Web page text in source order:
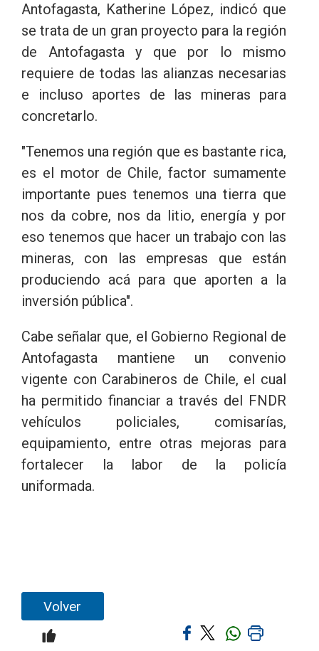
Antofagasta, Katherine López, indicó que
se trata de un gran proyecto para la región
de Antofagasta y que por lo mismo
requiere de todas las alianzas necesarias
e incluso aportes de las mineras para
concretarlo.
"Tenemos una región que es bastante rica,
es el motor de Chile, factor sumamente
importante pues tenemos una tierra que
nos da cobre, nos da litio, energía y por
eso tenemos que hacer un trabajo con las
mineras, con las empresas que están
produciendo acá para que aporten a la
inversión pública".
Cabe señalar que, el Gobierno Regional de
Antofagasta mantiene un convenio
vigente con Carabineros de Chile, el cual
ha permitido financiar a través del FNDR
vehículos policiales, comisarías,
equipamiento, entre otras mejoras para
fortalecer la labor de la policía
uniformada.
Volver